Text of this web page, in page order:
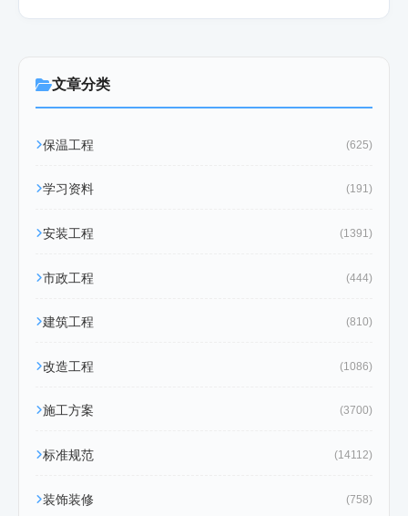
文章分类
保温工程 (625)
学习资料 (191)
安装工程 (1391)
市政工程 (444)
建筑工程 (810)
改造工程 (1086)
施工方案 (3700)
标准规范 (14112)
装饰装修 (758)